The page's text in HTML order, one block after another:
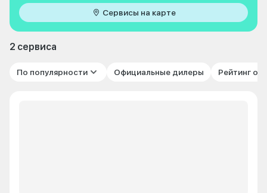
Сервисы на карте
2 сервиса
По популярности Официальные дилеры Рейтинг